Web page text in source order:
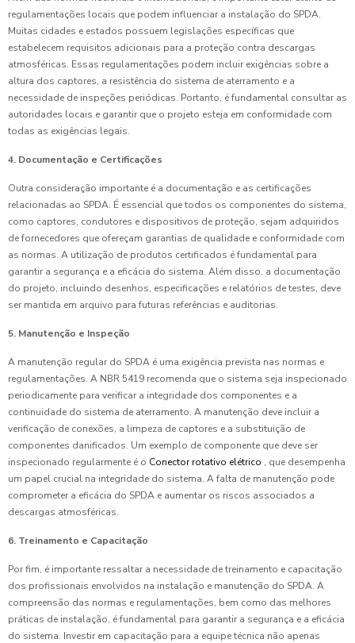
regulamentações locais que podem influenciar a instalação do SPDA.
Muitas cidades e estados possuem legislações específicas que
estabelecem requisitos adicionais para a proteção contra descargas
atmosféricas. Essas regulamentações podem incluir exigências sobre a
altura dos captores, a resistência do sistema de aterramento e a
necessidade de inspeções periódicas. Portanto, é fundamental consultar as
autoridades locais e garantir que o projeto esteja em conformidade com
todas as exigências legais.
4. Documentação e Certificações
Outra consideração importante é a documentação e as certificações
relacionadas ao SPDA. É essencial que todos os componentes do sistema,
como captores, condutores e dispositivos de proteção, sejam adquiridos
de fornecedores que ofereçam garantias de qualidade e conformidade com
as normas. A utilização de produtos certificados é fundamental para
garantir a segurança e a eficácia do sistema. Além disso, a documentação
do projeto, incluindo desenhos, especificações e relatórios de testes, deve
ser mantida em arquivo para futuras referências e auditorias.
5. Manutenção e Inspeção
A manutenção regular do SPDA é uma exigência prevista nas normas e
regulamentações. A NBR 5419 recomenda que o sistema seja inspecionado
periodicamente para verificar a integridade dos componentes e a
continuidade do sistema de aterramento. A manutenção deve incluir a
verificação de conexões, a limpeza de captores e a substituição de
componentes danificados. Um exemplo de componente que deve ser
inspecionado regularmente é o Conector rotativo elétrico , que desempenha
um papel crucial na integridade do sistema. A falta de manutenção pode
comprometer a eficácia do SPDA e aumentar os riscos associados a
descargas atmosféricas.
6. Treinamento e Capacitação
Por fim, é importante ressaltar a necessidade de treinamento e capacitação
dos profissionais envolvidos na instalação e manutenção do SPDA. A
compreensão das normas e regulamentações, bem como das melhores
práticas de instalação, é fundamental para garantir a segurança e a eficácia
do sistema. Investir em capacitação para a equipe técnica não apenas